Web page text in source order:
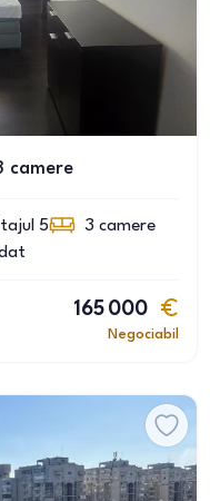
camere
5 3 camere
165 000
Negociabil